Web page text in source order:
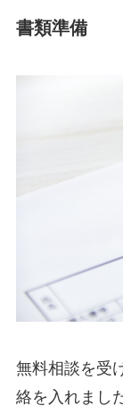
書類準備
無料相談を受
絡を入れまし